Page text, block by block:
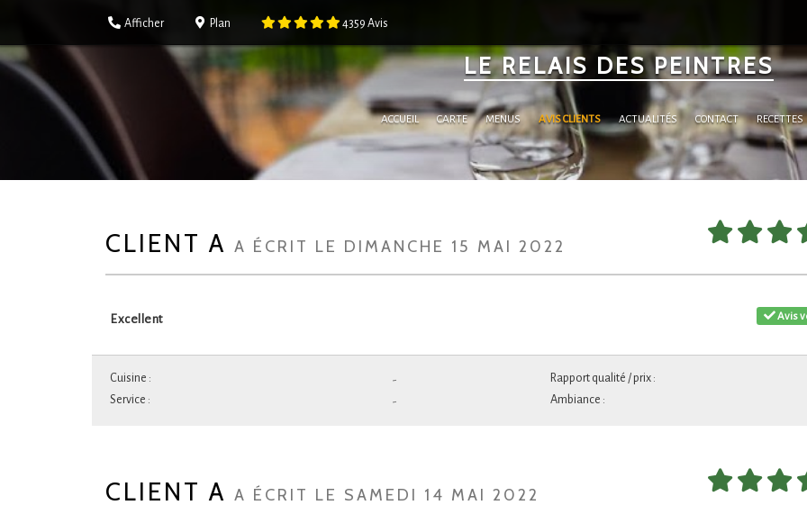
Afficher Plan 4359 Avis
LE RELAIS DES PEINTRES
ACCUEIL CARTE MENUS AVIS CLIENTS ACTUALITÉS CONTACT RECETTES
CLIENT A A ÉCRIT LE DIMANCHE 15 MAI 2022
Avis
Excellent
-
Cuisine : Rapport qualité / prix :
-
Service : Ambiance :
CLIENT A A ÉCRIT LE SAMEDI 14 MAI 2022